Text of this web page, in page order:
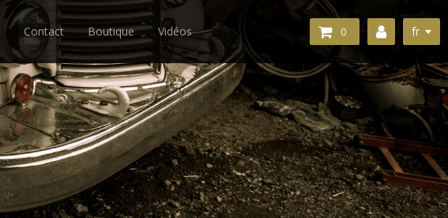
Contact Boutique Vidéos 0 fr